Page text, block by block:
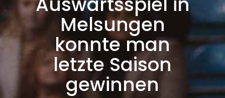
Melsungen
konnte man
letzte Saison
gewinnen